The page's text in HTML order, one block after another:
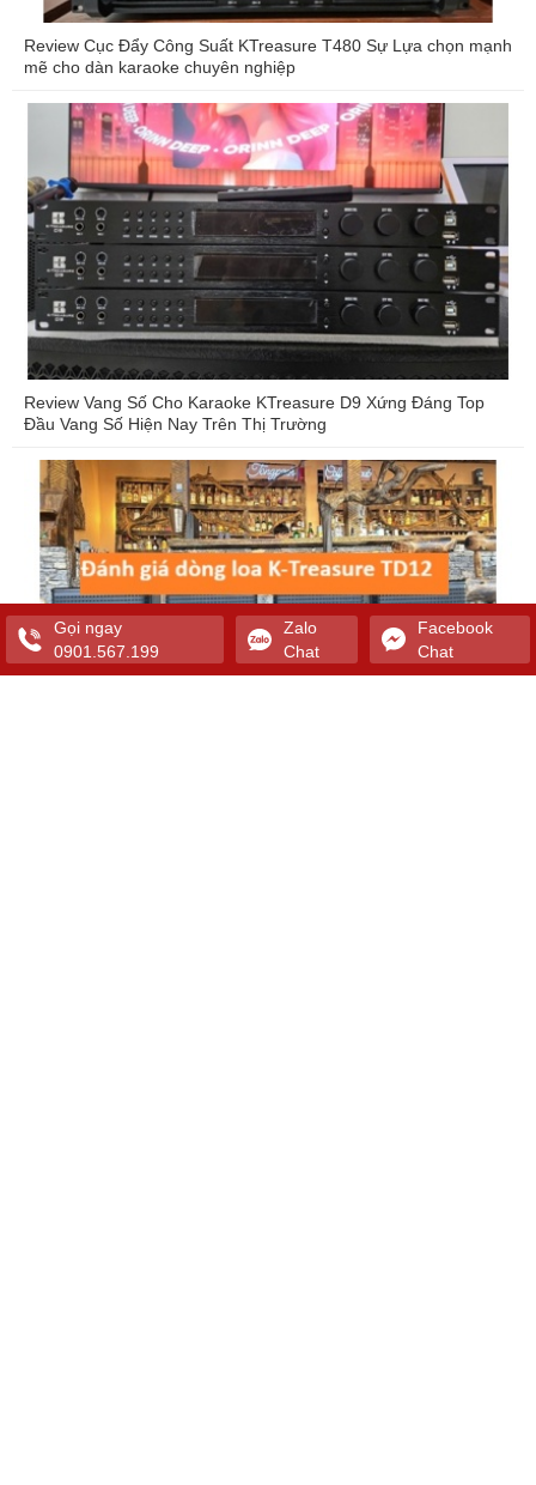
Gọi ngay
0901.567.199
Zalo
Chat
Facebook
Chat
Review Cục Đẩy Công Suất KTreasure T480 Sự Lựa chọn mạnh
mẽ cho dàn karaoke chuyên nghiệp
Review Vang Số Cho Karaoke KTreasure D9 Xứng Đáng Top
Đầu Vang Số Hiện Nay Trên Thị Trường